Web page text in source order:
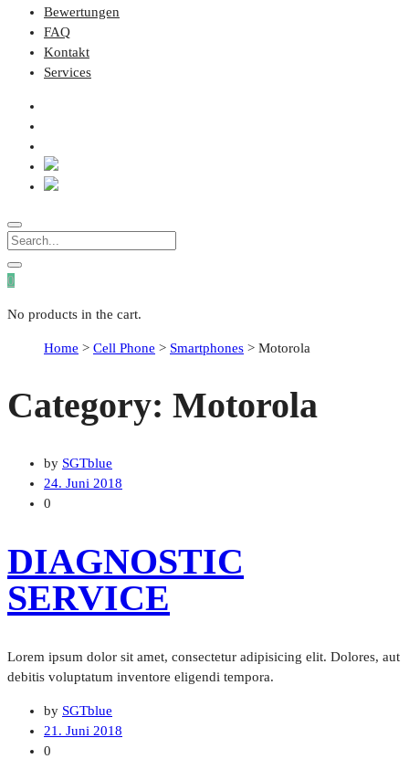
Bewertungen
FAQ
Kontakt
Services
0
No products in the cart.
Home > Cell Phone > Smartphones > Motorola
Category: Motorola
by SGTblue
24. Juni 2018
0
DIAGNOSTIC
SERVICE
Lorem ipsum dolor sit amet, consectetur adipisicing elit. Dolores, aut
debitis voluptatum inventore eligendi tempora.
by SGTblue
21. Juni 2018
0